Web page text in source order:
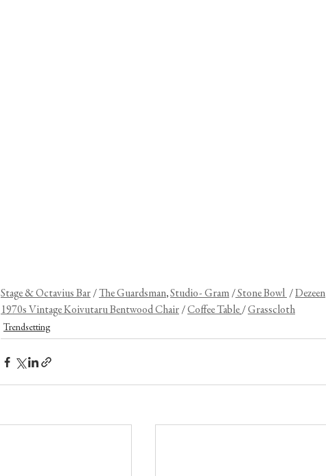
Stage & Octavius Bar / The Guardsman, Studio- Gram / Stone Bowl / Dezeen
1970s Vintage Koivutaru Bentwood Chair / Coffee Table / Grasscloth
Trendsetting